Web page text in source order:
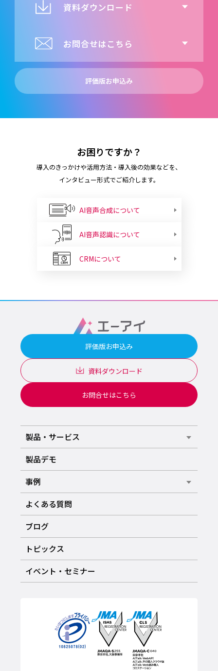
資料ダウンロード
お問合せはこちら
評価版お申込み
お困りですか？
導入のきっかけや活用方法・導入後の効果などを、
インタビュー形式でご紹介します。
AI音声合成について
AI音声認識について
CRMについて
評価版お申込み
資料ダウンロード
お問合せはこちら
製品・サービス
製品デモ
事例
よくある質問
ブログ
トピックス
イベント・セミナー